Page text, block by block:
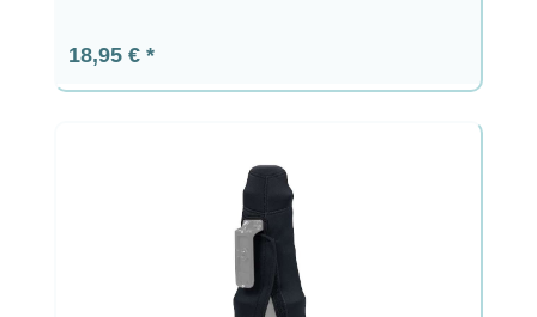
Prix régulier :
18,95 €